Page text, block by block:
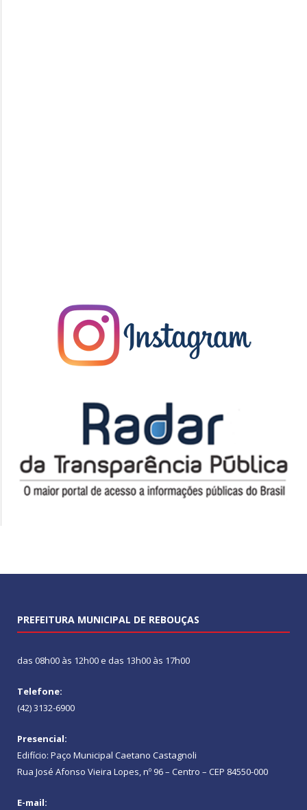
PREFEITURA MUNICIPAL DE REBOUÇAS
das 08h00 às 12h00 e das 13h00 às 17h00
Telefone:
(42) 3132-6900
Presencial:
Edifício: Paço Municipal Caetano Castagnoli
Rua José Afonso Vieira Lopes, nº 96 – Centro – CEP 84550-000
E-mail: